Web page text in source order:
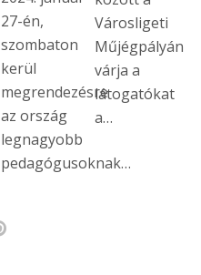
27-én,
szombaton
kerül
megrendezésre
az ország
legnagyobb
pedagógusoknak…
Városligeti
Műjégpályán
várja a
látogatókat
a…